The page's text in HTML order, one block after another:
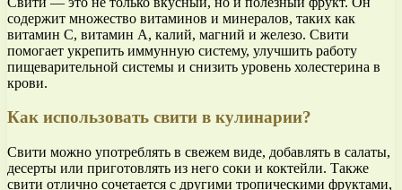
содержит множество витаминов и минералов, таких как
витамин С, витамин А, калий, магний и железо. Свити
помогает укрепить иммунную систему, улучшить работу
пищеварительной системы и снизить уровень холестерина в
крови.
Как использовать свити в кулинарии?
Свити можно употреблять в свежем виде, добавлять в салаты,
десерты или приготовлять из него соки и коктейли. Также
свити отлично сочетается с другими тропическими фруктами,